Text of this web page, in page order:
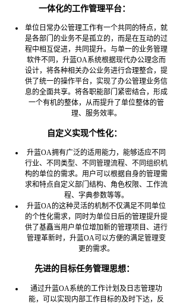
一体化的工作管理平台：
单位日常办公管理工作有一个共同的特点，就
是各部门的业务不是孤立的，而是在互动的过
程中相互促进，共同提升。与单一的业务管理
软件不同，升蓝OA系统根据现代办公理念而
设计，将各种相关办公业务进行合理整合，提
供了统一的操作平台，实现了办公管理业务信
息的全面共享。将各职能部门紧密结合，形成
一个有机的整体，从而提升了单位整体的管
理、服务效率。
自定义实现个性化：
升蓝OA拥有广泛的适用能力，能够适应不同
行业、不同类型、不同管理流程、不同组织机
构的单位的需求。用户可以根据自身的管理需
求和特点自定义部门结构、角色权限、工作流
程、字典参数等等。
升蓝OA的这种灵活的机制不仅满足不同单位
的个性化需求，同时为单位日后的管理提升提
供了基矗当用户单位增加新的管理项目、进行
管理革新时，升蓝OA可以方便的满足管理变
更的需求。
先进的目标任务管理思想：
通过升蓝OA系统的工作计划及日志管理功
能，可以实现内部工作目标的及时下达，反